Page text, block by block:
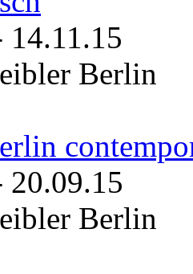
14.11.15
Berlin
20.09.15
Berlin